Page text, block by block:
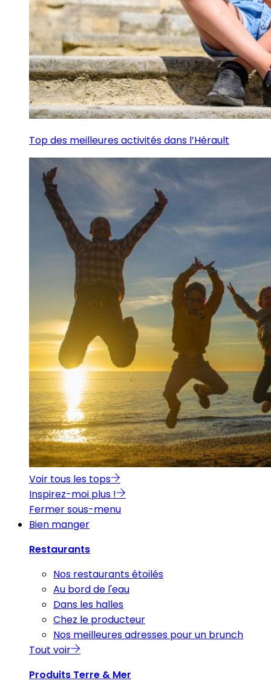
Top des meilleures activités dans l’Hérault
Voir tous les tops
Inspirez-moi plus !
Fermer sous-menu
Bien manger
Restaurants
Nos restaurants étoilés
Au bord de l'eau
Dans les halles
Chez le producteur
Nos meilleures adresses pour un brunch
Tout voir
Produits Terre & Mer